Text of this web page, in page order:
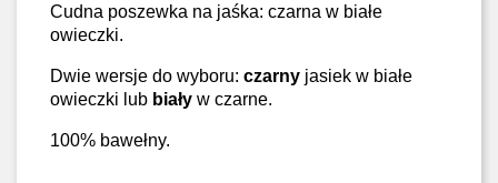
Cudna poszewka na jaśka: czarna w białe
owieczki.
Dwie wersje do wyboru: czarny jasiek w białe
owieczki lub biały w czarne.
100% bawełny.